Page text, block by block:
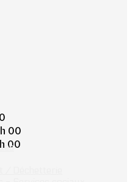
Déchetterie
00
00